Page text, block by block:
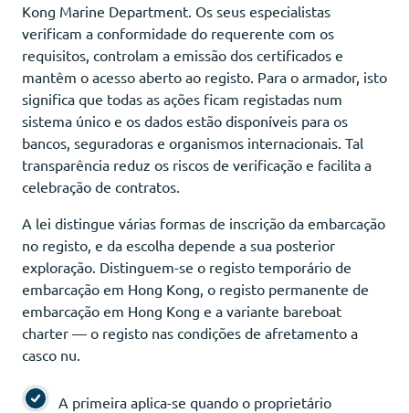
Kong Marine Department. Os seus especialistas
verificam a conformidade do requerente com os
requisitos, controlam a emissão dos certificados e
mantêm o acesso aberto ao registo. Para o armador, isto
significa que todas as ações ficam registadas num
sistema único e os dados estão disponíveis para os
bancos, seguradoras e organismos internacionais. Tal
transparência reduz os riscos de verificação e facilita a
celebração de contratos.
A lei distingue várias formas de inscrição da embarcação
no registo, e da escolha depende a sua posterior
exploração. Distinguem-se o registo temporário de
embarcação em Hong Kong, o registo permanente de
embarcação em Hong Kong e a variante bareboat
charter — o registo nas condições de afretamento a
casco nu.
A primeira aplica-se quando o proprietário